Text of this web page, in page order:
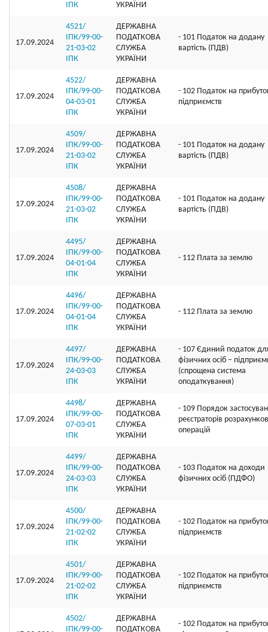
ІПК
УКРАЇНИ
17.09.2024
4521/
ІПК/99-00-
21-03-02
ІПК
ДЕРЖАВНА
ПОДАТКОВА
СЛУЖБА
УКРАЇНИ
- 101 Податок на додану
вартість (ПДВ)
17.09.2024
4522/
ІПК/99-00-
04-03-01
ІПК
ДЕРЖАВНА
ПОДАТКОВА
СЛУЖБА
УКРАЇНИ
- 102 Податок на
підприємств
17.09.2024
4509/
ІПК/99-00-
21-03-02
ІПК
ДЕРЖАВНА
ПОДАТКОВА
СЛУЖБА
УКРАЇНИ
- 101 Податок на додану
вартість (ПДВ)
17.09.2024
4508/
ІПК/99-00-
21-03-02
ІПК
ДЕРЖАВНА
ПОДАТКОВА
СЛУЖБА
УКРАЇНИ
- 101 Податок на додану
вартість (ПДВ)
17.09.2024
4495/
ІПК/99-00-
04-01-04
ІПК
ДЕРЖАВНА
ПОДАТКОВА
СЛУЖБА
УКРАЇНИ
- 112 Плата за землю
17.09.2024
4496/
ІПК/99-00-
04-01-04
ІПК
ДЕРЖАВНА
ПОДАТКОВА
СЛУЖБА
УКРАЇНИ
- 112 Плата за землю
17.09.2024
4497/
ІПК/99-00-
24-03-03
ІПК
ДЕРЖАВНА
ПОДАТКОВА
СЛУЖБА
УКРАЇНИ
- 107 Єдиний податок
фізичних осіб –
(спрощена система
оподаткування)
17.09.2024
4498/
ІПК/99-00-
07-03-01
ІПК
ДЕРЖАВНА
ПОДАТКОВА
СЛУЖБА
УКРАЇНИ
- 109 Порядок
реєстраторів
операцій
17.09.2024
4499/
ІПК/99-00-
24-03-03
ІПК
ДЕРЖАВНА
ПОДАТКОВА
СЛУЖБА
УКРАЇНИ
- 103 Податок на доходи
фізичних осіб (ПДФО)
17.09.2024
4500/
ІПК/99-00-
21-02-02
ІПК
ДЕРЖАВНА
ПОДАТКОВА
СЛУЖБА
УКРАЇНИ
- 102 Податок на
підприємств
17.09.2024
4501/
ІПК/99-00-
21-02-02
ІПК
ДЕРЖАВНА
ПОДАТКОВА
СЛУЖБА
УКРАЇНИ
- 102 Податок на
підприємств
4502/
ІПК/99-00-
ДЕРЖАВНА
ПОДАТКОВА
- 102 Податок на